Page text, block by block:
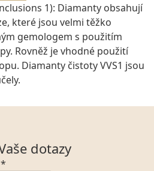
1): Diamanty obsahují
které jsou velmi těžko
gemologem s použitím
Rovněž je vhodné použití
Diamanty čistoty VVS1 jsou
dotazy